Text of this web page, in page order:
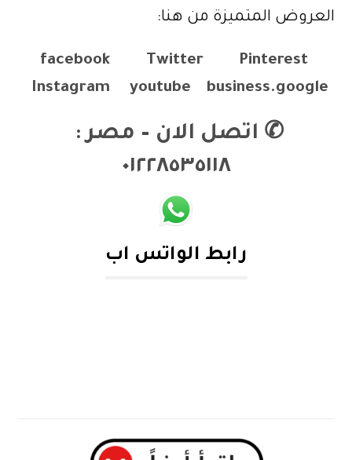
العروض المتميزة من هنا:
facebook Twitter
Pinterest
Instagram
youtube business.google
✆ اتصل الان – مصر :
٠١٢٢٨٥٣٥١١٨
رابط الواتس اب